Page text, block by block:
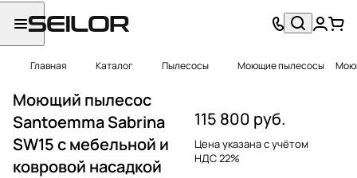
Главная Каталог Пылесосы Моющие пылесосы
Моющий пылесос
Santoemma Sabrina
SW15 с мебельной и
ковровой насадкой
115 800 руб.
Цена указана с учётом
НДС 22%